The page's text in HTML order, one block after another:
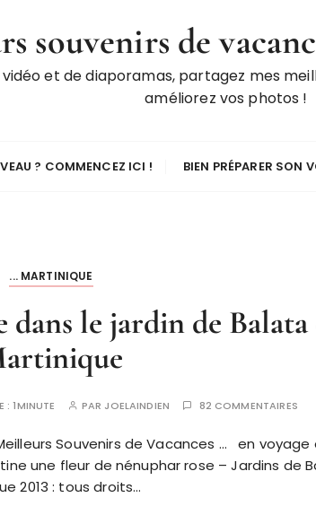
souvenirs de
et de diaporamas, partagez mes
améliorez vos photos !
? COMMENCEZ ICI ! BIEN PRÉPARER SON
... MARTINIQUE
le jardin de Balata
:1MINUTE PAR JOELAINDIEN 82 COMMENTAIRES
Souvenirs de Vacances … en voyage
une fleur de nénuphar rose – Jardins de
2013 : tous droits…